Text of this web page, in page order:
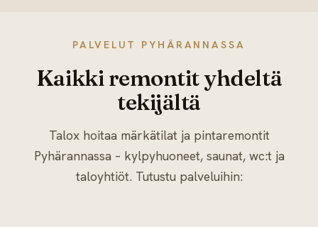
PALVELUT PYHÄRANNASSA
Kaikki remontit yhdeltä
tekijältä
Talox hoitaa märkätilat ja pintaremontit
Pyhärannassa – kylpyhuoneet, saunat, wc:t ja
taloyhtiöt. Tutustu palveluihin:
Kylpyhuoneremontti →